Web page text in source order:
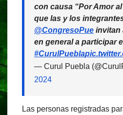
con causa “Por Amor
que las y los
@CongresoPue invitan
en general a participar
#CurulPuebla
— Curul Puebla
2024
Las personas registradas